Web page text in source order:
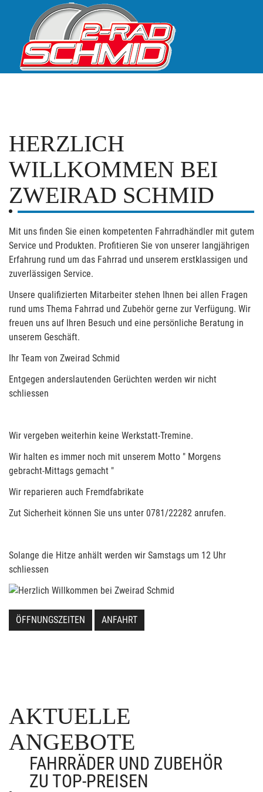
HERZLICH
WILLKOMMEN BEI
ZWEIRAD SCHMID
Mit uns finden Sie einen kompetenten Fahrradhändler mit gutem
Service und Produkten. Profitieren Sie von unserer langjährigen
Erfahrung rund um das Fahrrad und unserem erstklassigen und
zuverlässigen Service.
Unsere qualifizierten Mitarbeiter stehen Ihnen bei allen Fragen
rund ums Thema Fahrrad und Zubehör gerne zur Verfügung. Wir
freuen uns auf Ihren Besuch und eine persönliche Beratung in
unserem Geschäft.
Ihr Team von Zweirad Schmid
Entgegen anderslautenden Gerüchten werden wir nicht
schliessen
Wir vergeben weiterhin keine Werkstatt-Tremine.
Wir halten es immer noch mit unserem Motto " Morgens
gebracht-Mittags gemacht "
Wir reparieren auch Fremdfabrikate
Zut Sicherheit können Sie uns unter 0781/22282 anrufen.
Solange die Hitze anhält werden wir Samstags um 12 Uhr
schliessen
ÖFFNUNGSZEITEN ANFAHRT
AKTUELLE
ANGEBOTE
FAHRRÄDER UND ZUBEHÖR
ZU TOP-PREISEN